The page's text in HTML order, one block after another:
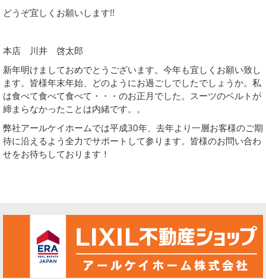
どうぞ宜しくお願いします!!
本店 川井 啓太郎
新年明けましておめでとうございます。今年も宜しくお願い致し
ます。皆様年末年始、どのようにお過ごしでしたでしょうか。私
は食べて食べて食べて・・・のお正月でした。スーツのベルトが
締まらなかったことは内緒です。。
弊社アールケイホームでは平成30年、去年より一層お客様のご期
待に沿えるよう全力でサポートして参ります。皆様のお問い合わ
せをお待ちしております！